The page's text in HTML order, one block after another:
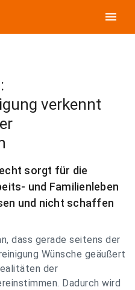
menu
verkennt
sorgt für die
und Familienleben
und nicht schaffen
dass gerade seitens der
Wünsche geäußert
der
Dadurch wird